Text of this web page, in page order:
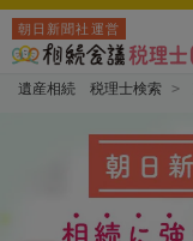
朝日新聞社運営
遺産相続 税理士検索